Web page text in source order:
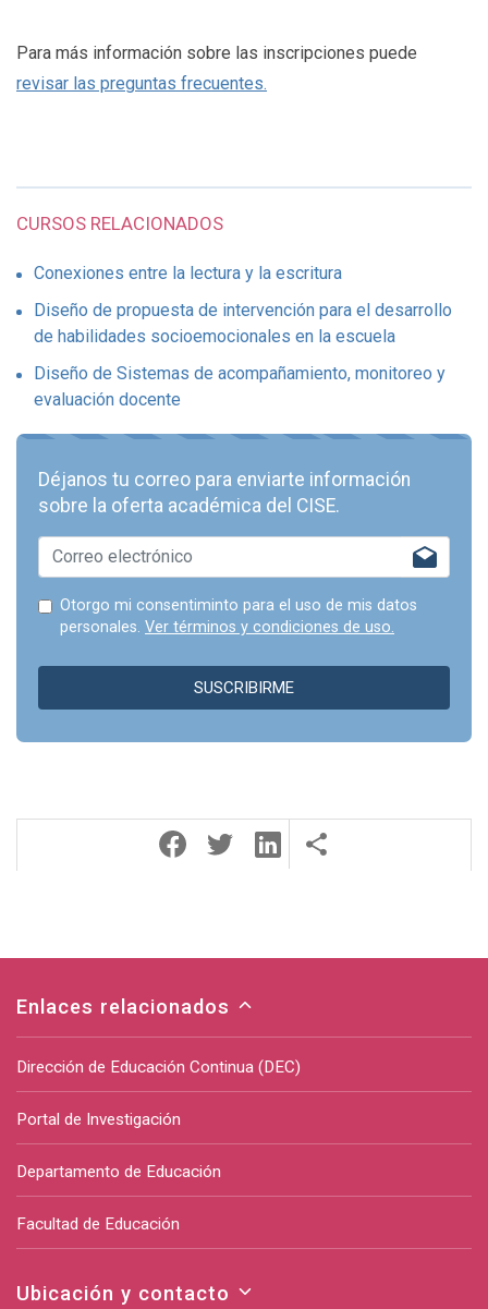
Para más información sobre las inscripciones puede
revisar las preguntas frecuentes.
CURSOS RELACIONADOS
Conexiones entre la lectura y la escritura
Diseño de propuesta de intervención para el desarrollo
de habilidades socioemocionales en la escuela
Diseño de Sistemas de acompañamiento, monitoreo y
evaluación docente
Déjanos tu correo para enviarte información
sobre la oferta académica del CISE.
Otorgo mi consentiminto para el uso de mis datos
personales. Ver términos y condiciones de uso.
SUSCRIBIRME
Enlaces relacionados
Dirección de Educación Continua (DEC)
Portal de Investigación
Departamento de Educación
Facultad de Educación
Ubicación y contacto